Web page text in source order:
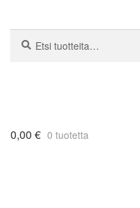
0,00 € 0 tuotetta